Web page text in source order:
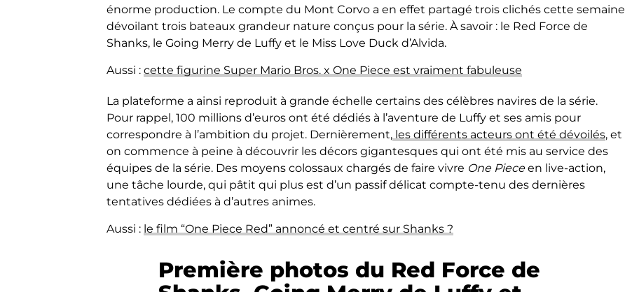
énorme production. Le compte du Mont Corvo a en effet partagé trois clichés cette semaine
dévoilant trois bateaux grandeur nature conçus pour la série. À savoir : le Red Force de
Shanks, le Going Merry de Luffy et le Miss Love Duck d’Alvida.
Aussi : cette figurine Super Mario Bros. x One Piece est vraiment fabuleuse
La plateforme a ainsi reproduit à grande échelle certains des célèbres navires de la série.
Pour rappel, 100 millions d’euros ont été dédiés à l’aventure de Luffy et ses amis pour
correspondre à l’ambition du projet. Dernièrement, les différents acteurs ont été dévoilés, et
on commence à peine à découvrir les décors gigantesques qui ont été mis au service des
équipes de la série. Des moyens colossaux chargés de faire vivre One Pieceen live-action,
une tâche lourde, qui pâtit qui plus est d’un passif délicat compte-tenu des dernières
tentatives dédiées à d’autres animes.
Aussi : le film “One Piece Red” annoncé et centré sur Shanks ?
Première photos du Red Force de